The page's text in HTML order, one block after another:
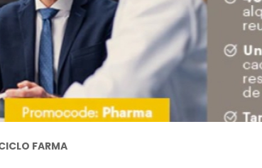
FARMA